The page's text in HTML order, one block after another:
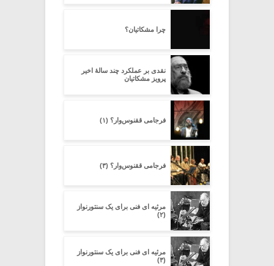
چرا مشکاتیان؟
نقدی بر عملکرد چند سالۀ اخیر
پرویز مشکاتیان
فرجامی ققنوس‌وار؟ (۱)
فرجامی ققنوس‌وار؟ (۳)
مرثیه ای فنی برای یک سنتورنواز
(۲)
مرثیه ای فنی برای یک سنتورنواز
(۳)